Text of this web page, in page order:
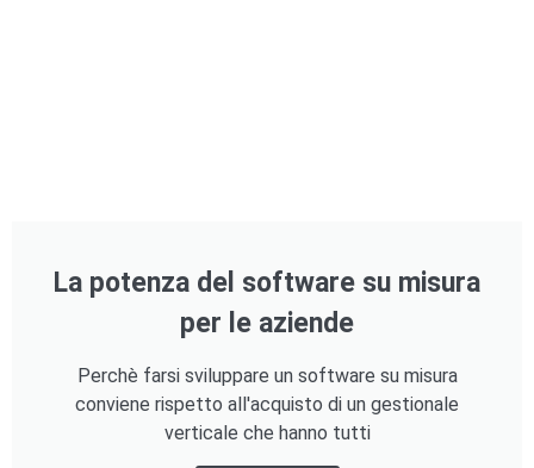
La potenza del software su misura
per le aziende
Perchè farsi sviluppare un software su misura
conviene rispetto all'acquisto di un gestionale
verticale che hanno tutti